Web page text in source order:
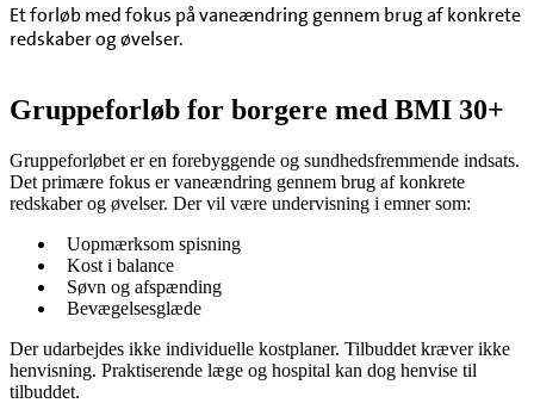
Et forløb med fokus på vaneændring gennem brug af konkrete
redskaber og øvelser.
Gruppeforløb for borgere med BMI 30+
Gruppeforløbet er en forebyggende og sundhedsfremmende indsats.
Det primære fokus er vaneændring gennem brug af konkrete
redskaber og øvelser. Der vil være undervisning i emner som:
Uopmærksom spisning
Kost i balance
Søvn og afspænding
Bevægelsesglæde
Der udarbejdes ikke individuelle kostplaner. Tilbuddet kræver ikke
henvisning. Praktiserende læge og hospital kan dog henvise til
tilbuddet.